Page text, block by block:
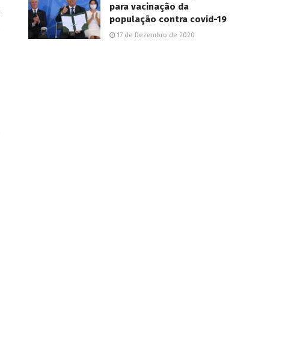
para vacinação da
população contra covid-19
17 de Dezembro de 2020